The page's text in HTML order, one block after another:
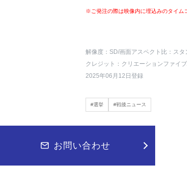
※ご発注の際は映像内に埋込みのタイム
解像度：SD/画面アスペクト比：スタ
クレジット：クリエーションファイ
2025年06月12日登録
#選挙 #戦後ニュース
お問い合わせ